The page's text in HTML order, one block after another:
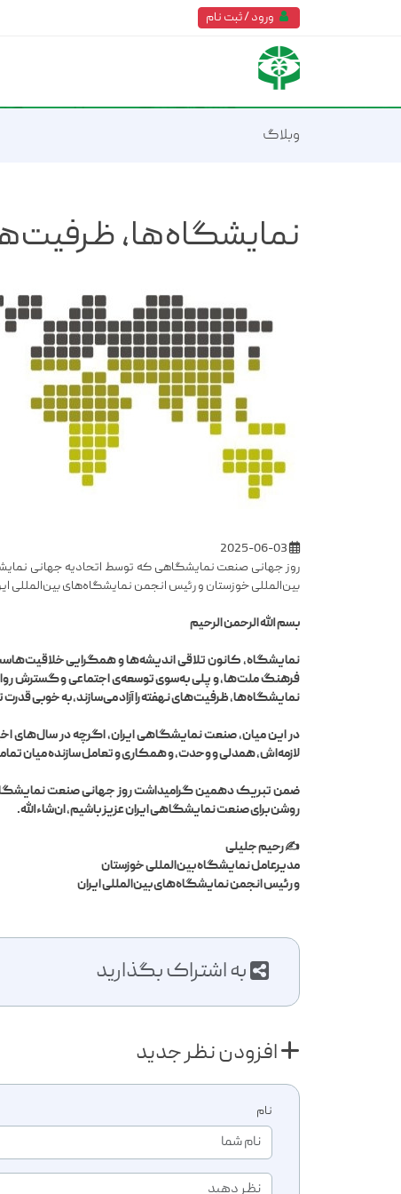
ورود / ثبت نام
وبلاگ
نمایشگاه‌ها،
بین‌المللی خوزستان و رئیس انجمن نمایشگاه‌های بین‌المللی
بسم الله الرحمن الرحیم
نمایشگاه، کانون تلاقی اندیشه‌ها و همگرایی
فرهنگ ملت‌ها، و پلی به‌سوی توسعه‌ی اجتماعی و گسترش
نمایشگاه‌ها، ظرفیت‌های نهفته را آزاد می‌سازند، به خوبی
در این میان، صنعت نمایشگاهی ایران، اگرچه در سال‌های
لازمه‌اش، همدلی و وحدت، و همکاری و تعامل سازنده میان
ضمن تبریک دهمین گرامیداشت روز جهانی صنعت
روشن برای صنعت نمایشگاهی ایران عزیز باشیم، ان‌شاءالله.
✍️ رحیم جلیلی
مدیرعامل نمایشگاه بین‌المللی خوزستان
و رئیس انجمن نمایشگاه‌های بین‌المللی ایران
به اشتراک بگذارید
افزودن نظر جدید
نام